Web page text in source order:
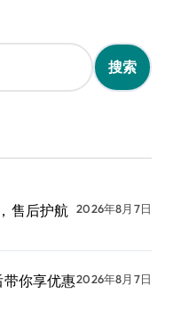
售后护航
2026年8月7日
你享优惠2026年8月7日